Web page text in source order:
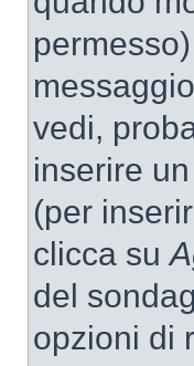
vedi,
inserire
(per
clicca su
del
opzioni di